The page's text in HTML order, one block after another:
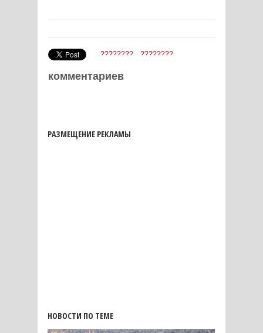
???????? ????????
комментариев
РАЗМЕЩЕНИЕ РЕКЛАМЫ
НОВОСТИ ПО ТЕМЕ